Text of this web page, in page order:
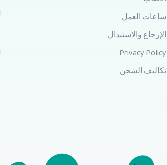
ساعات العمل
الإرجاع والاستبدال
Privacy Policy
تكاليف الشحن